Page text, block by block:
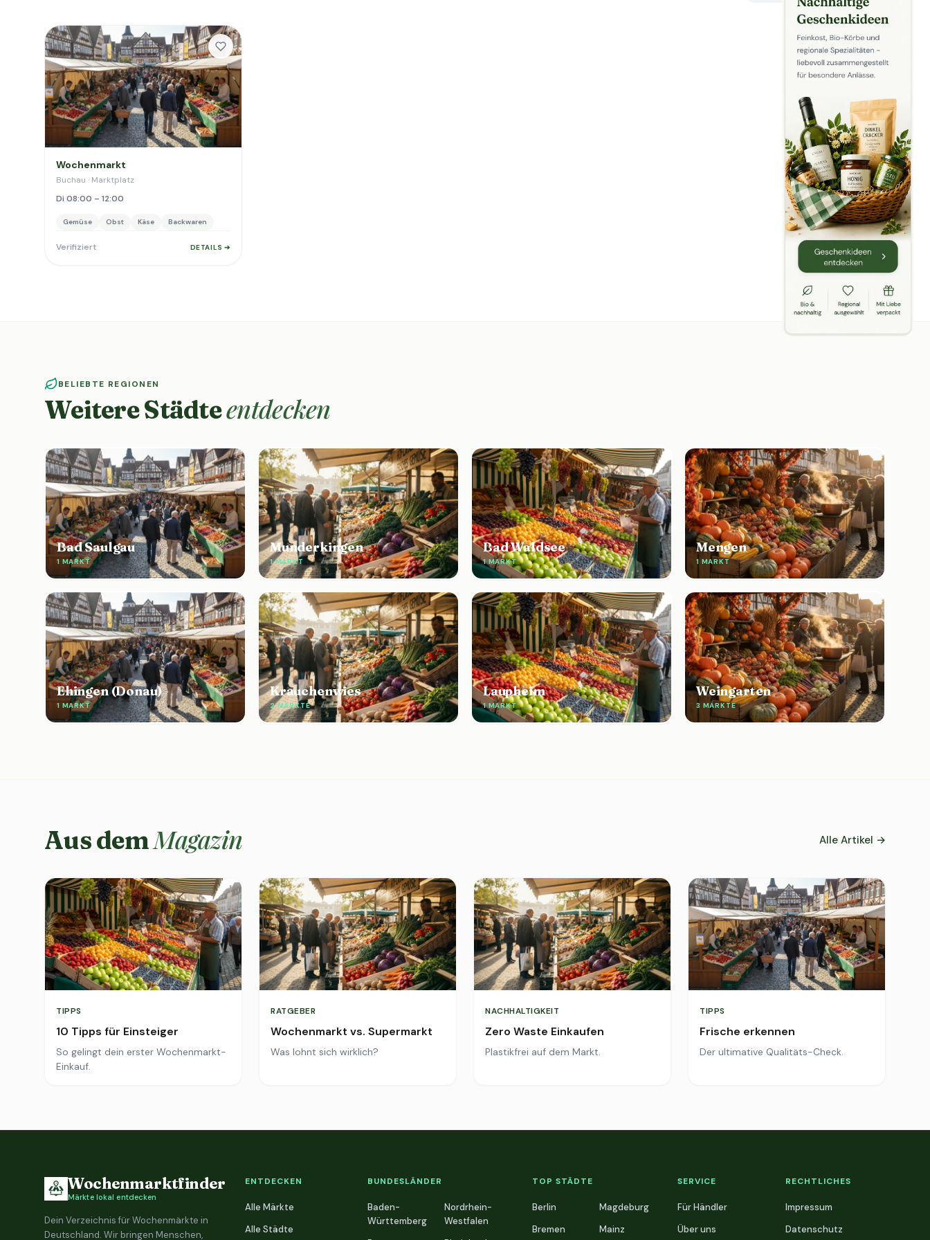
Wochenmarkt
Buchau · Marktplatz
Di 08:00 – 12:00
Gemüse Obst Käse Backwaren
Verifiziert DETAILS ➔
BELIEBTE REGIONEN
Weitere Städteentdecken
Bad Saulgau
1 MARKT
Munderkingen
1 MARKT
Bad Waldsee
1 MARKT
Mengen
1 MARKT
Ehingen (Donau)
1 MARKT
Krauchenwies
2 MÄRKTE
Laupheim
1 MARKT
Weingarten
3 MÄRKTE
Aus demMagazin Alle Artikel →
TIPPS
10 Tipps für Einsteiger
So gelingt dein erster Wochenmarkt-
Einkauf.
RATGEBER
Wochenmarkt vs. Supermarkt
Was lohnt sich wirklich?
NACHHALTIGKEIT
Zero Waste Einkaufen
Plastikfrei auf dem Markt.
TIPPS
Frische erkennen
Der ultimative Qualitäts-Check.
Wochenmarktfinder
Märkte lokal entdecken
Dein Verzeichnis für Wochenmärkte in
Deutschland. Wir bringen Menschen,
ENTDECKEN
Alle Märkte
Alle Städte
BUNDESLÄNDER
Baden-
Württemberg
Nordrhein-
Westfalen
TOP STÄDTE
Berlin
Bremen
Magdeburg
Mainz
SERVICE
Für Händler
Über uns
RECHTLICHES
Impressum
Datenschutz